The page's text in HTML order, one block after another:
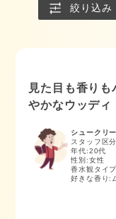
絞り込み
見た目も香り
やかなウッディ
シュークリ
スタッフ区
年代:20代
性別:女性
香水観タイ
好きな香り: